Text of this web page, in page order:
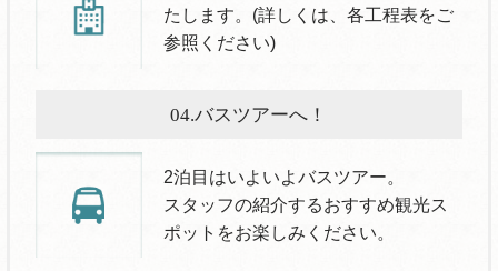
たします。(詳しくは、各工程表をご
参照ください)
04.バスツアーへ！
2泊目はいよいよバスツアー。
スタッフの紹介するおすすめ観光ス
ポットをお楽しみください。